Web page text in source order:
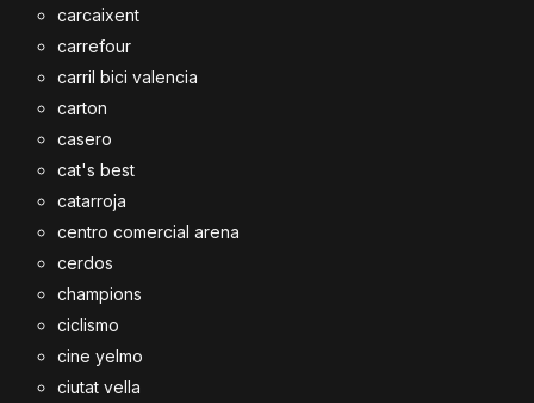
carcaixent
carrefour
carril bici valencia
carton
casero
cat's best
catarroja
centro comercial arena
cerdos
champions
ciclismo
cine yelmo
ciutat vella